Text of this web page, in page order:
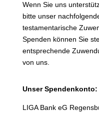
Wenn Sie uns
bitte unser
testamentarische
Spenden können Sie
entsprechende
von uns.
Unser Spendenkonto:
LIGA Bank eG